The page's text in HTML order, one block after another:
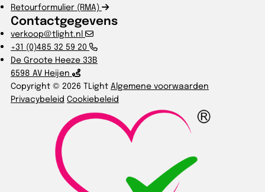
Retourformulier (RMA)
Contactgegevens
verkoop@tlight.nl
+31 (0)485 32 59 20
De Groote Heeze 33B
6598 AV Heijen
Copyright © 2026 TLight Algemene voorwaarden
Privacybeleid Cookiebeleid